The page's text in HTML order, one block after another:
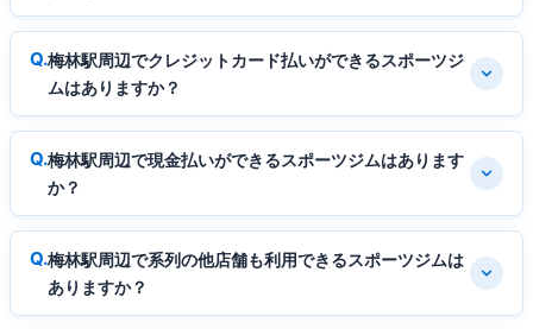
梅林駅周辺でクレジットカード払いができるスポーツジ
ムはありますか？
梅林駅周辺で現金払いができるスポーツジムはあります
か？
梅林駅周辺で系列の他店舗も利用できるスポーツジムは
ありますか？